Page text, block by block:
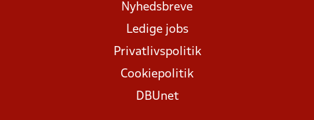
Nyhedsbreve
Ledige jobs
Privatlivspolitik
Cookiepolitik
DBUnet